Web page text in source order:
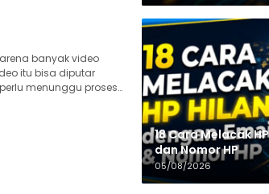
banyak video
itu bisa diputar
menunggu proses…
18 Cara Melacak
dan Nomor HP
05/08/2026